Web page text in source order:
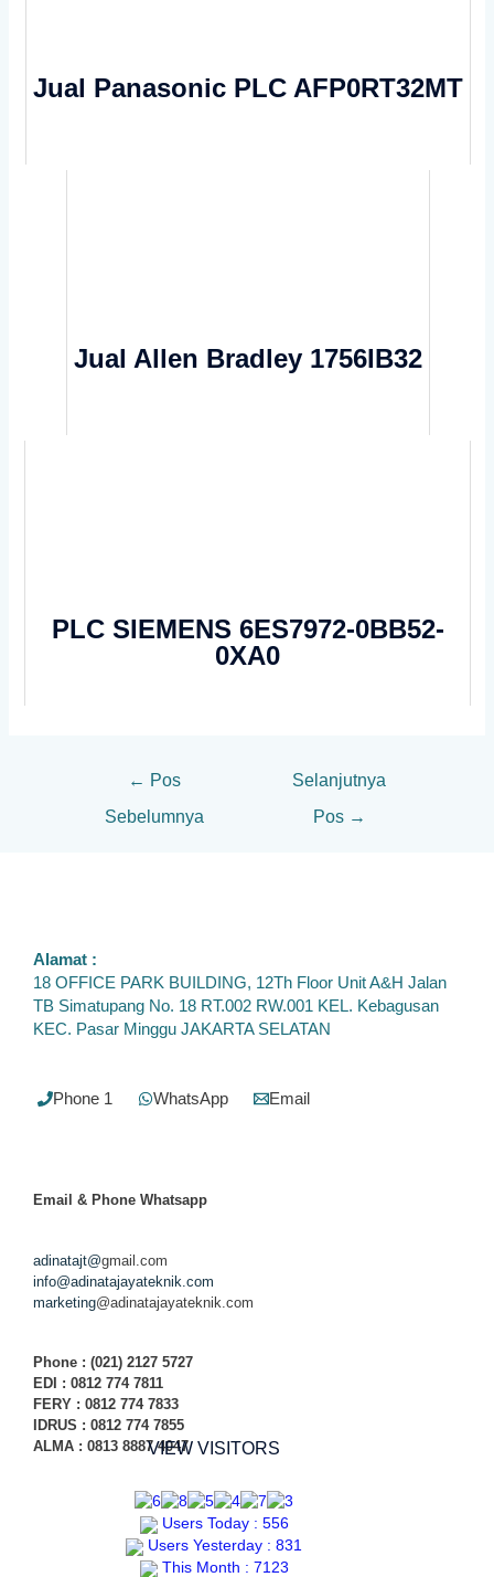
Jual Panasonic PLC AFP0RT32MT
Jual Allen Bradley 1756IB32
PLC SIEMENS 6ES7972-0BB52-
0XA0
← Pos
Sebelumnya
Selanjutnya
Pos →
Alamat :
18 OFFICE PARK BUILDING, 12Th Floor Unit A&H Jalan
TB Simatupang No. 18 RT.002 RW.001 KEL. Kebagusan
KEC. Pasar Minggu JAKARTA SELATAN
Phone 1 WhatsApp Email
Email & Phone Whatsapp
adinatajt@gmail.com
info@adinatajayateknik.com
marketing@adinatajayateknik.com
Phone : (021) 2127 5727
EDI : 0812 774 7811
FERY : 0812 774 7833
IDRUS : 0812 774 7855
ALMA : 0813 8887 4047VIEW VISITORS
Users Today : 556
Users Yesterday : 831
This Month : 7123